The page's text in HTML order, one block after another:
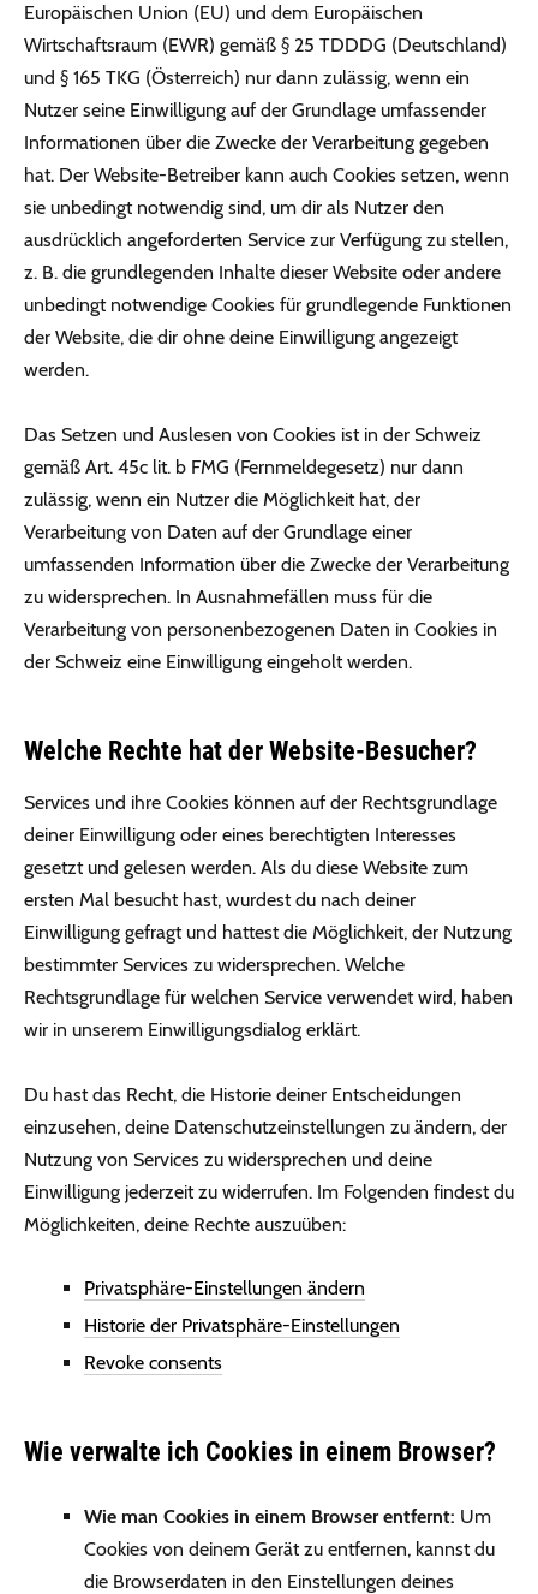
Europäischen Union (EU) und dem Europäischen
Wirtschaftsraum (EWR) gemäß § 25 TDDDG (Deutschland)
und § 165 TKG (Österreich) nur dann zulässig, wenn ein
Nutzer seine Einwilligung auf der Grundlage umfassender
Informationen über die Zwecke der Verarbeitung gegeben
hat. Der Website-Betreiber kann auch Cookies setzen, wenn
sie unbedingt notwendig sind, um dir als Nutzer den
ausdrücklich angeforderten Service zur Verfügung zu stellen,
z. B. die grundlegenden Inhalte dieser Website oder andere
unbedingt notwendige Cookies für grundlegende Funktionen
der Website, die dir ohne deine Einwilligung angezeigt
werden.
Das Setzen und Auslesen von Cookies ist in der Schweiz
gemäß Art. 45c lit. b FMG (Fernmeldegesetz) nur dann
zulässig, wenn ein Nutzer die Möglichkeit hat, der
Verarbeitung von Daten auf der Grundlage einer
umfassenden Information über die Zwecke der Verarbeitung
zu widersprechen. In Ausnahmefällen muss für die
Verarbeitung von personenbezogenen Daten in Cookies in
der Schweiz eine Einwilligung eingeholt werden.
Welche Rechte hat der Website-Besucher?
Services und ihre Cookies können auf der Rechtsgrundlage
deiner Einwilligung oder eines berechtigten Interesses
gesetzt und gelesen werden. Als du diese Website zum
ersten Mal besucht hast, wurdest du nach deiner
Einwilligung gefragt und hattest die Möglichkeit, der Nutzung
bestimmter Services zu widersprechen. Welche
Rechtsgrundlage für welchen Service verwendet wird, haben
wir in unserem Einwilligungsdialog erklärt.
Du hast das Recht, die Historie deiner Entscheidungen
einzusehen, deine Datenschutzeinstellungen zu ändern, der
Nutzung von Services zu widersprechen und deine
Einwilligung jederzeit zu widerrufen. Im Folgenden findest du
Möglichkeiten, deine Rechte auszuüben:
Privatsphäre-Einstellungen ändern
Historie der Privatsphäre-Einstellungen
Revoke consents
Wie verwalte ich Cookies in einem Browser?
Wie man Cookies in einem Browser entfernt: Um
Cookies von deinem Gerät zu entfernen, kannst du
die Browserdaten in den Einstellungen deines